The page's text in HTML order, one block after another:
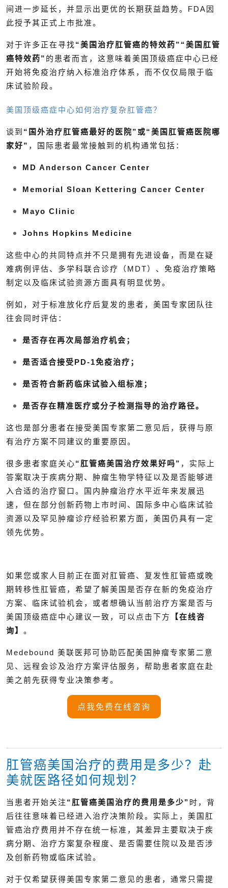
间进一步延长，并显示出更优的长期获益趋势。FDA因
此授予其正式上市批准。
对于许多正在寻找“美国治疗肛管癌的特效药”“美国肛管
癌特效药” 的患者而言，这意味着美国顶级癌症中心已经
开始将免疫治疗纳入标准治疗体系，而不仅仅局限于临
床试验阶段。
美国顶级癌症中心如何治疗复杂肛管癌？
谈到 “国外治疗肛管癌最好的医院”或“美国肛管癌医院哪
家好” ，国际患者最常接触到的机构通常包括：
MD Anderson Cancer Center
Memorial Sloan Kettering Cancer Center
Mayo Clinic
Johns Hopkins Medicine
这些中心的共同特点并不只是拥有先进设备，而是在疑
难病例评估、多学科联合诊疗（MDT）、免疫治疗策略
制定以及临床试验资源方面具有明显优势。
例如，对于标准放化疗后复发的患者，美国专家团队往
往会同时评估：
是否存在再次局部治疗机会；
是否适合接受PD-1免疫治疗；
是否符合新药临床试验入组标准；
是否存在精准医疗或分子检测指导的治疗路径。
这也是部分患者在接受美国专家第二意见后，获得与原
有治疗方案不同建议的重要原因。
很多患者家庭关心“肛管癌美国治疗效果好吗” ，实际上
答案取决于疾病分期、肿瘤生物学特征以及是否能够进
入合适的治疗窗口。国内肿瘤治疗水平近年来发展迅
速，但在部分创新药物上市时间、国际多中心临床试验
资源以及罕见肿瘤诊疗经验积累方面，美国仍具有一定
领先优势。
如果您或家人目前正在面对肛管癌、复发性肛管癌或晚
期转移性肛管癌，希望了解美国是否存在新的免疫治疗
方案、临床试验机会，或者想确认当前治疗方案是否与
美国顶级癌症中心建议一致，可以点击下方
【在线咨
询】 。
Medebound 美联医邦可协助匹配美国肿瘤专家第二意
见、远程会诊及治疗方案评估服务，帮助患者家庭在赴
美之前先获得专业决策参考。
点我免费在线咨询
肛管癌美国治疗的费用是多少？赴
美就医路径如何规划？
当患者开始关注 “肛管癌美国治疗的费用是多少” 时，背
后往往意味着已经进入治疗决策阶段。实际上，美国肛
管癌治疗费用并不存在统一标准，其差异主要取决于疾
病分期、治疗方案复杂程度、是否需要住院以及是否涉
及创新药物或临床试验。
对于仅希望获得美国专家第二意见的患者，通常只需提